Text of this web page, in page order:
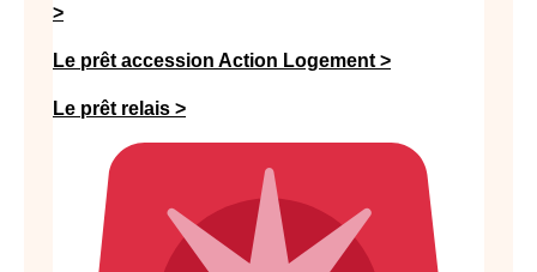
>
Le prêt accession Action Logement >
Le prêt relais >